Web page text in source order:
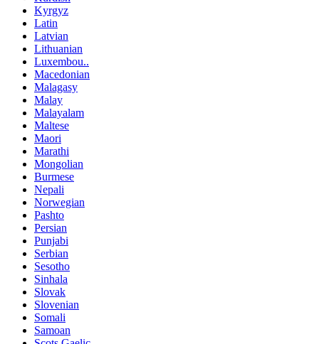
Kyrgyz
Latin
Latvian
Lithuanian
Luxembou..
Macedonian
Malagasy
Malay
Malayalam
Maltese
Maori
Marathi
Mongolian
Burmese
Nepali
Norwegian
Pashto
Persian
Punjabi
Serbian
Sesotho
Sinhala
Slovak
Slovenian
Somali
Samoan